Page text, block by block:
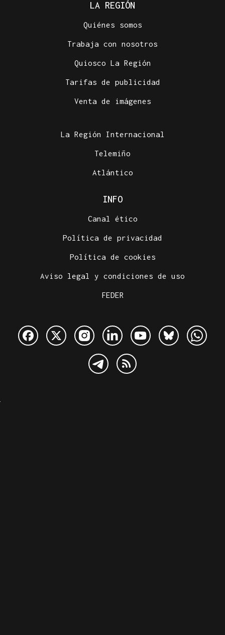
LA REGIÓN
Quiénes somos
Trabaja con nosotros
Quiosco La Región
Tarifas de publicidad
Venta de imágenes
La Región Internacional
Telemiño
Atlántico
INFO
Canal ético
Política de privacidad
Política de cookies
Aviso legal y condiciones de uso
FEDER